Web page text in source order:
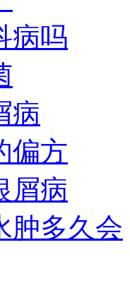
病吗
病
偏方
屑病
肿多久会